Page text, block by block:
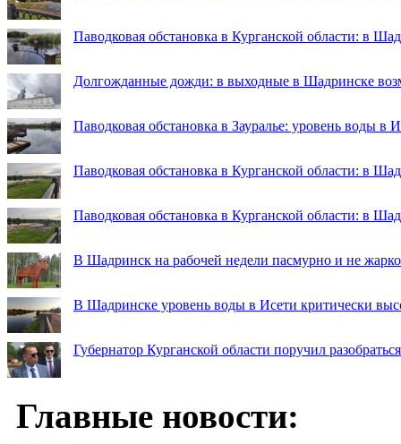
Паводковая обстановка в Курганской области: в
Долгожданные дожди: в выходные в Шадринске
Паводковая обстановка в Зауралье: уровень воды в
Паводковая обстановка в Курганской области: в
Паводковая обстановка в Курганской области: в
В Шадринск на рабочей недели пасмурно и не жарко
В Шадринске уровень воды в Исети критически
Губернатор Курганской области поручил
Главные новости: